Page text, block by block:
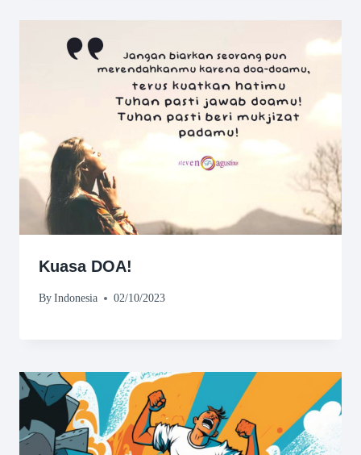
Kuasa DOA!
By Indonesia 02/10/2023